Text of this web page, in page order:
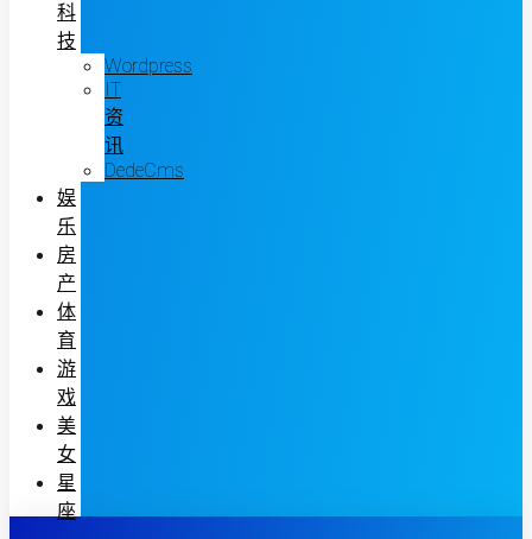
科
技
Wordpress
IT
资
讯
DedeCms
娱
乐
房
产
体
育
游
戏
美
女
星
座